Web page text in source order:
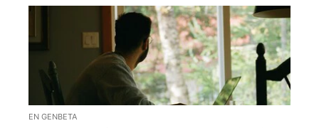
EN GENBETA